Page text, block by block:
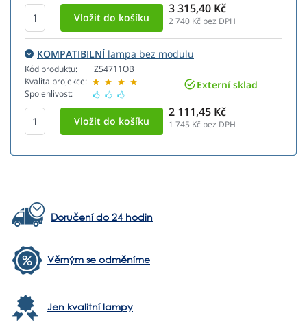
3 315,40 Kč
2 740 Kč bez DPH
KOMPATIBILNÍlampa bez modulu
Kód produktu:
Kvalita projekce:
Spolehlivost:
Z54711OB
Externí sklad
2 111,45 Kč
1 745 Kč bez DPH
Doručení do 24 hodin
Věrným se odměníme
Jen kvalitní lampy